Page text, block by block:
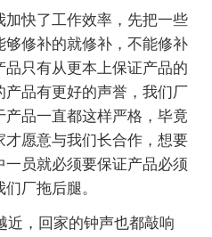
加快了工作效率，先把一些
修补的就修补，不能修补
只有从更本上保证产品的
产品有更好的声誉，我们厂
品一直都这样严格，毕竟
愿意与我们长合作，想要
员就必须要保证产品必须
厂拖后腿。
近，回家的钟声也都敲响